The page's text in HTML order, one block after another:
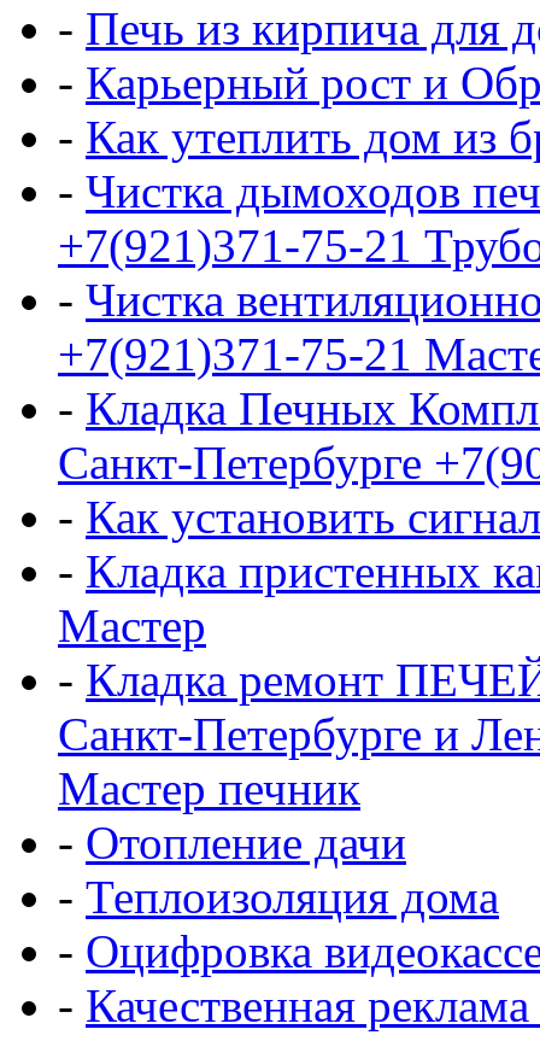
- Печь из кирпича для
- Карьерный рост и
- Как утеплить дом из
- Чистка дымоходов
+7(921)371-75-21
- Чистка
+7(921)371-75-21
- Кладка Печных
Санкт-Петербурге
- Как установить
- Кладка пристенных
Мастер
- Кладка ремонт
Санкт-Петербурге и
Мастер печник
- Отопление дачи
- Теплоизоляция дома
- Оцифровка
- Качественная